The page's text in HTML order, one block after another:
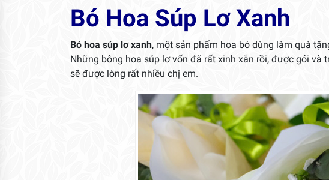
Bó Hoa Súp Lơ Xanh
Bó hoa súp lơ xanh, một sản phẩm hoa bó dùng làm quà
Những bông hoa súp lơ vốn đã rất xinh xắn rồi, được gói và
sẽ được lòng rất nhiều chị em.